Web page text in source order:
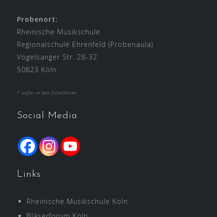
Probenort:
Rheinische Musikschule
Regionalschule Ehrenfeld (Probenaula)
Vogelsanger Str. 28-32
50823 Köln
* außer in den Schulferien
Social Media
Links
Rheinische Musikschule Köln